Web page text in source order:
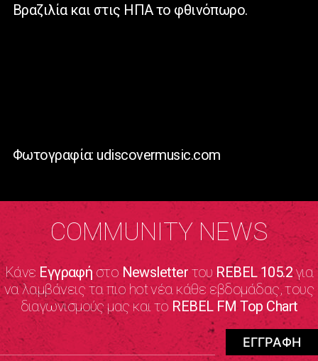
Βραζιλία και στις ΗΠΑ το φθινόπωρο.
Φωτογραφία: udiscovermusic.com
COMMUNITY NEWS
Κάνε Εγγραφήστο NewsletterτουREBEL 105.2για
να λαμβάνεις τα πιο hot νέα κάθε εβδομάδας, τους
διαγωνισμούς μας και το REBEL FM Top Chart